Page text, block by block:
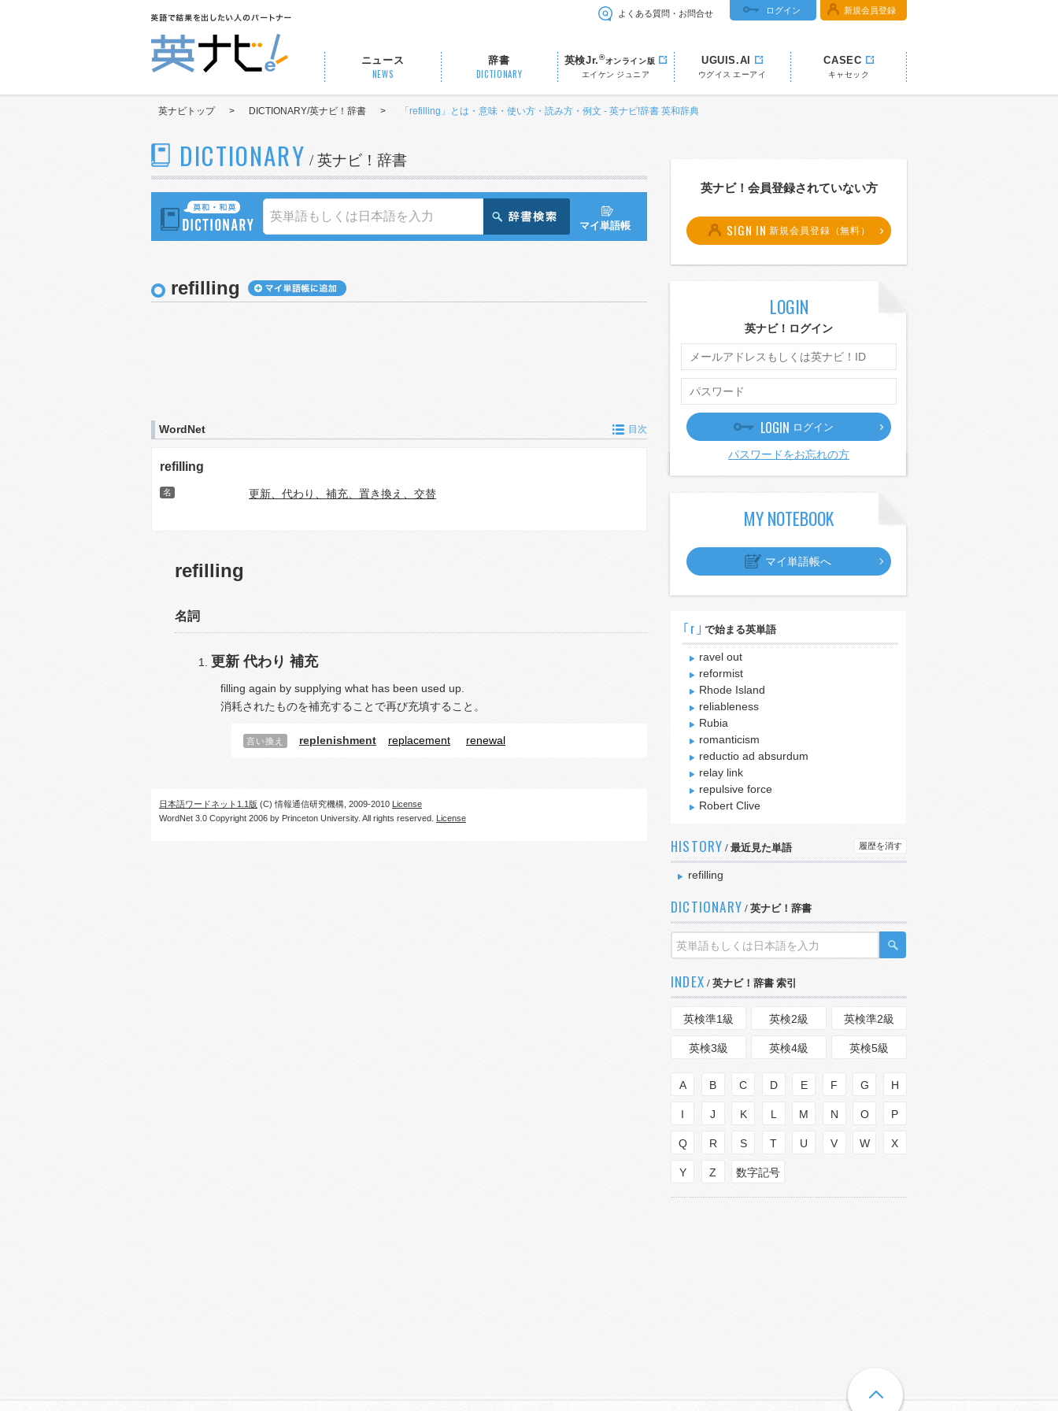
よくある質問・お問合せ ログイン 新規会員登録
ニュース
NEWS
辞書
DICTIONARY
英検Jr.®オンライン版
エイケン ジュニア
UGUIS.AI
ウグイス エーアイ
CASEC
キャセック
英ナビトップ > DICTIONARY/英ナビ！辞書 > 「refilling」とは・意味・使い方・読み方・例文 - 英ナビ!辞書 英和辞典
DICTIONARY / 英ナビ！辞書
マイ単語帳
refilling
WordNet 目次
refilling
名 更新、代わり、補充、置き換え、交替
refilling
名詞
更新 代わり 補充
filling again by supplying what has been used up.
消耗されたものを補充することで再び充填すること。
言い換え replenishment replacement renewal
日本語ワードネット1.1版 (C) 情報通信研究機構, 2009-2010 License
WordNet 3.0 Copyright 2006 by Princeton University. All rights reserved. License
英ナビ！会員登録されていない方
SIGN IN 新規会員登録（無料）
LOGIN
英ナビ！ログイン
LOGIN ログイン
パスワードをお忘れの方
MY NOTEBOOK
マイ単語帳へ
｢r｣ で始まる英単語
ravel out
reformist
Rhode Island
reliableness
Rubia
romanticism
reductio ad absurdum
relay link
repulsive force
Robert Clive
HISTORY / 最近見た単語 履歴を消す
refilling
DICTIONARY / 英ナビ！辞書
INDEX / 英ナビ！辞書 索引
英検準1級 英検2級 英検準2級
英検3級 英検4級 英検5級
A B C D E F G H
I J K L M N O P
Q R S T U V W X
Y Z 数字記号